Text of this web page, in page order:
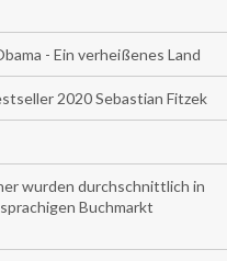
- Ein verheißenes Land
2020 Sebastian Fitzek
wurden durchschnittlich in
Buchmarkt